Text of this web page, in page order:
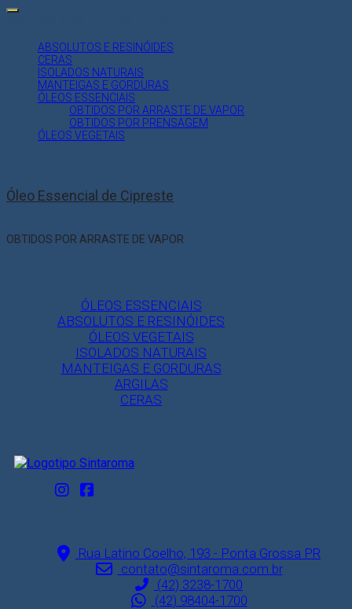
for:
ABSOLUTOS E RESINÓIDES
CERAS
ISOLADOS NATURAIS
MANTEIGAS E GORDURAS
ÓLEOS ESSENCIAIS
OBTIDOS POR ARRASTE DE VAPOR
OBTIDOS POR PRENSAGEM
ÓLEOS VEGETAIS
OBTIDOS POR ARRASTE DE VAPOR
Óleo Essencial de Cipreste
ÓLEOS ESSENCIAIS
ABSOLUTOS E RESINÓIDES
ÓLEOS VEGETAIS
ISOLADOS NATURAIS
MANTEIGAS E GORDURAS
ARGILAS
CERAS
Rua Latino Coelho, 193 - Ponta Grossa PR
contato@sintaroma.com.br
(42) 3238-1700
(42) 98404-1700